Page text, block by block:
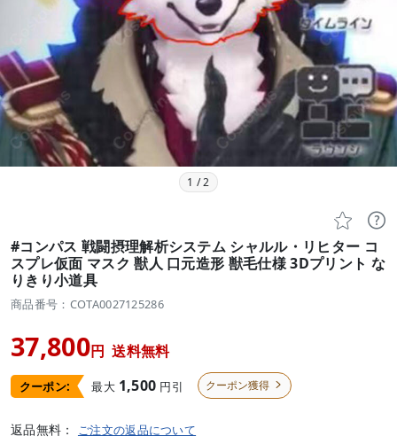
1 /2
 
#コンパス 戦闘摂理解析システム シャルル・リヒター コ
スプレ仮面 マスク 獣人 口元造形 獣毛仕様 3Dプリント な
りきり小道具
商品番号：COTA0027125286
37,800円 送料無料
クーポン: 最大 1,500 円引 クーポン獲得 
返品無料： ご注文の返品について